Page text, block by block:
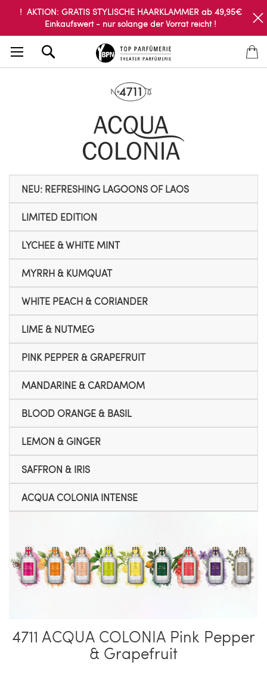
! AKTION: GRATIS STYLISCHE HAARKLAMMER ab 49,95€
Einkaufswert - nur solange der Vorrat reicht !
NEU: REFRESHING LAGOONS OF LAOS
LIMITED EDITION
LYCHEE & WHITE MINT
MYRRH & KUMQUAT
WHITE PEACH & CORIANDER
LIME & NUTMEG
PINK PEPPER & GRAPEFRUIT
MANDARINE & CARDAMOM
BLOOD ORANGE & BASIL
LEMON & GINGER
SAFFRON & IRIS
ACQUA COLONIA INTENSE
4711 ACQUA COLONIA Pink Pepper
& Grapefruit